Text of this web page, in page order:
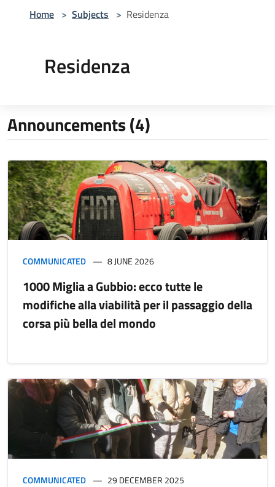
Home > Subjects > Residenza
Residenza
Announcements (4)
COMMUNICATED 8 JUNE 2026
1000 Miglia a Gubbio: ecco tutte le
modifiche alla viabilità per il passaggio della
corsa più bella del mondo
COMMUNICATED 29 DECEMBER 2025